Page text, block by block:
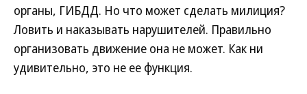
органы, ГИБДД. Но что может сделать милиция?
Ловить и наказывать нарушителей. Правильно
организовать движение она не может. Как ни
удивительно, это не ее функция.